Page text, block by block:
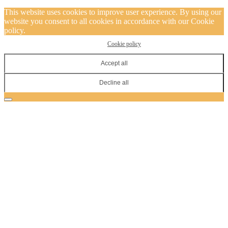
This website uses cookies to improve user experience. By using our
website you consent to all cookies in accordance with our Cookie
policy.
Cookie policy
Accept all
Decline all